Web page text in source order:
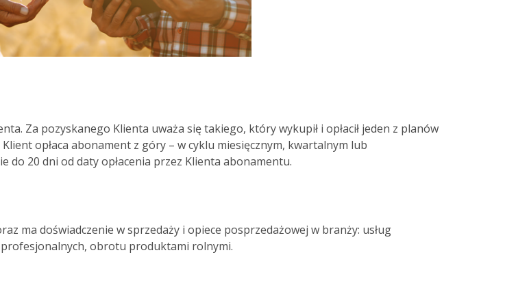
Za pozyskanego Klienta uważa się takiego, który wykupił i opłacił jeden z planów
opłaca abonament z góry – w cyklu miesięcznym, kwartalnym lub
do 20 dni od daty opłacenia przez Klienta abonamentu.
ma doświadczenie w sprzedaży i opiece posprzedażowej w branży: usług
profesjonalnych, obrotu produktami rolnymi.